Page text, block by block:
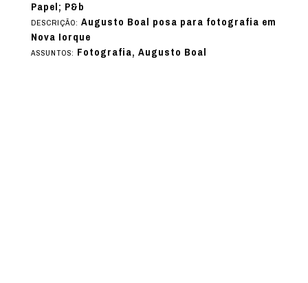
Papel; P&b
DESCRIÇÃO: Augusto Boal posa para fotografia em
Nova Iorque
ASSUNTOS: Fotografia, Augusto Boal